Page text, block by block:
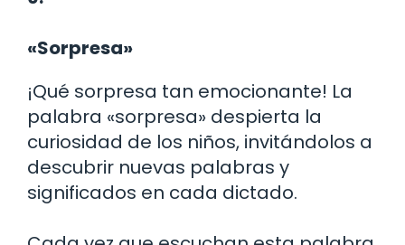
«Sorpresa»
¡Qué sorpresa tan emocionante! La
palabra «sorpresa» despierta la
curiosidad de los niños, invitándolos a
descubrir nuevas palabras y
significados en cada dictado.